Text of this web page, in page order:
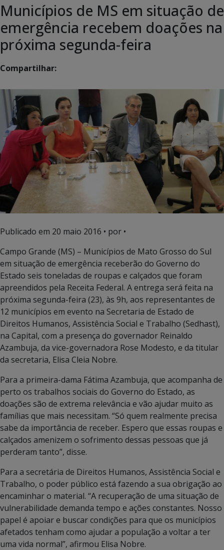
Municípios de MS em situação de
emergência recebem doações na
próxima segunda-feira
Compartilhar:
Publicado em 20 maio 2016 • por •
Campo Grande (MS) – Municípios de Mato Grosso do Sul
em situação de emergência receberão do Governo do
Estado seis toneladas de roupas e calçados que foram
apreendidos pela Receita Federal. A entrega será feita na
próxima segunda-feira (23), às 9h, aos representantes de
12 municípios em evento na Secretaria de Estado de
Direitos Humanos, Assistência Social e Trabalho (Sedhast),
na Capital, com a presença do governador Reinaldo
Azambuja, da vice-governadora Rose Modesto, e da titular
da secretaria, Elisa Cleia Nobre.
Para a primeira-dama Fátima Azambuja, que acompanha de
perto os trabalhos sociais do Governo do Estado, as
doações são de extrema relevância e vão ajudar muito as
famílias que mais necessitam. “Só quem realmente precisa
sabe da importância de receber. Espero que essas roupas e
calçados amenizem o sofrimento dessas pessoas que já
perderam tanto”, disse.
Para a secretária de Direitos Humanos, Assistência Social e
Trabalho, o poder público está fazendo a sua obrigação ao
encaminhar o material. “A recuperação de uma situação de
vulnerabilidade demanda tempo e ações constantes. Nosso
papel é apoiar e buscar condições para que os municípios
afetados tenham como ajudar a população a voltar a ter
uma vida normal”, afirmou Elisa Nobre.